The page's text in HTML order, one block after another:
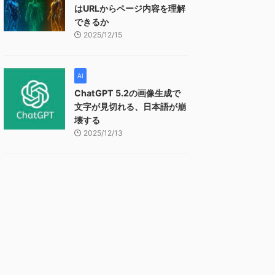
はURLからページ内容を理解
できるか
2025/12/15
AI
ChatGPT 5.2の画像生成で
文字が見切れる、日本語が崩
壊する
2025/12/13